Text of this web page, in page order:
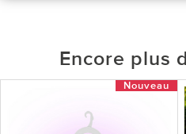
Encore plus
Nouveau